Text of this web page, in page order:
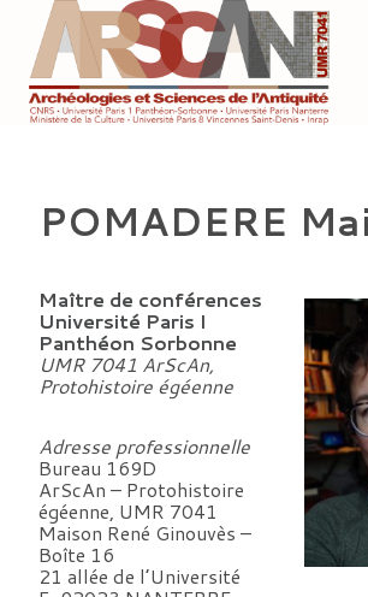
contenu
POMADERE
Maître de conférences
Université Paris I
Panthéon Sorbonne
UMR 7041 ArScAn,
Protohistoire égéenne
Adresse professionnelle
Bureau 169D
ArScAn – Protohistoire
égéenne, UMR 7041
Maison René Ginouvès –
Boîte 16
21 allée de l’Université